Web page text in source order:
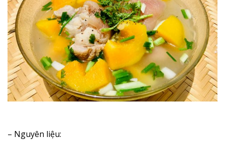
– Nguyên liệu: